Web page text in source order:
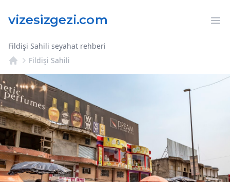
Fildişi Sahili seyahat rehberi
Fildişi Sahili